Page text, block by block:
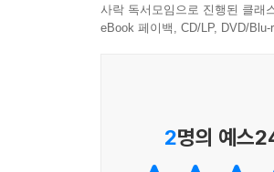
사락 독서모임으로 진행된 클래
eBook 페이백, CD/LP, DVD/
2명의 예스